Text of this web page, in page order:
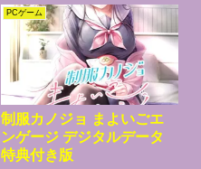
PCゲーム
制服カノジョ まよいごエ
ンゲージ デジタルデータ
特典付き版